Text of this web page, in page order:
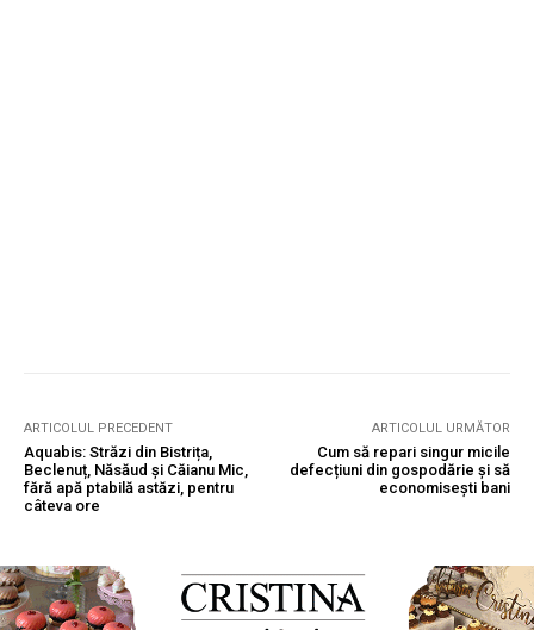
ARTICOLUL PRECEDENT
Aquabis: Străzi din Bistrița,
Beclenuț, Năsăud și Căianu Mic,
fără apă ptabilă astăzi, pentru
câteva ore
ARTICOLUL URMĂTOR
Cum să repari singur micile
defecțiuni din gospodărie și să
economisești bani